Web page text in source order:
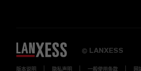
© LANXESS
版本说明 隐私声明 一般使用条款 网